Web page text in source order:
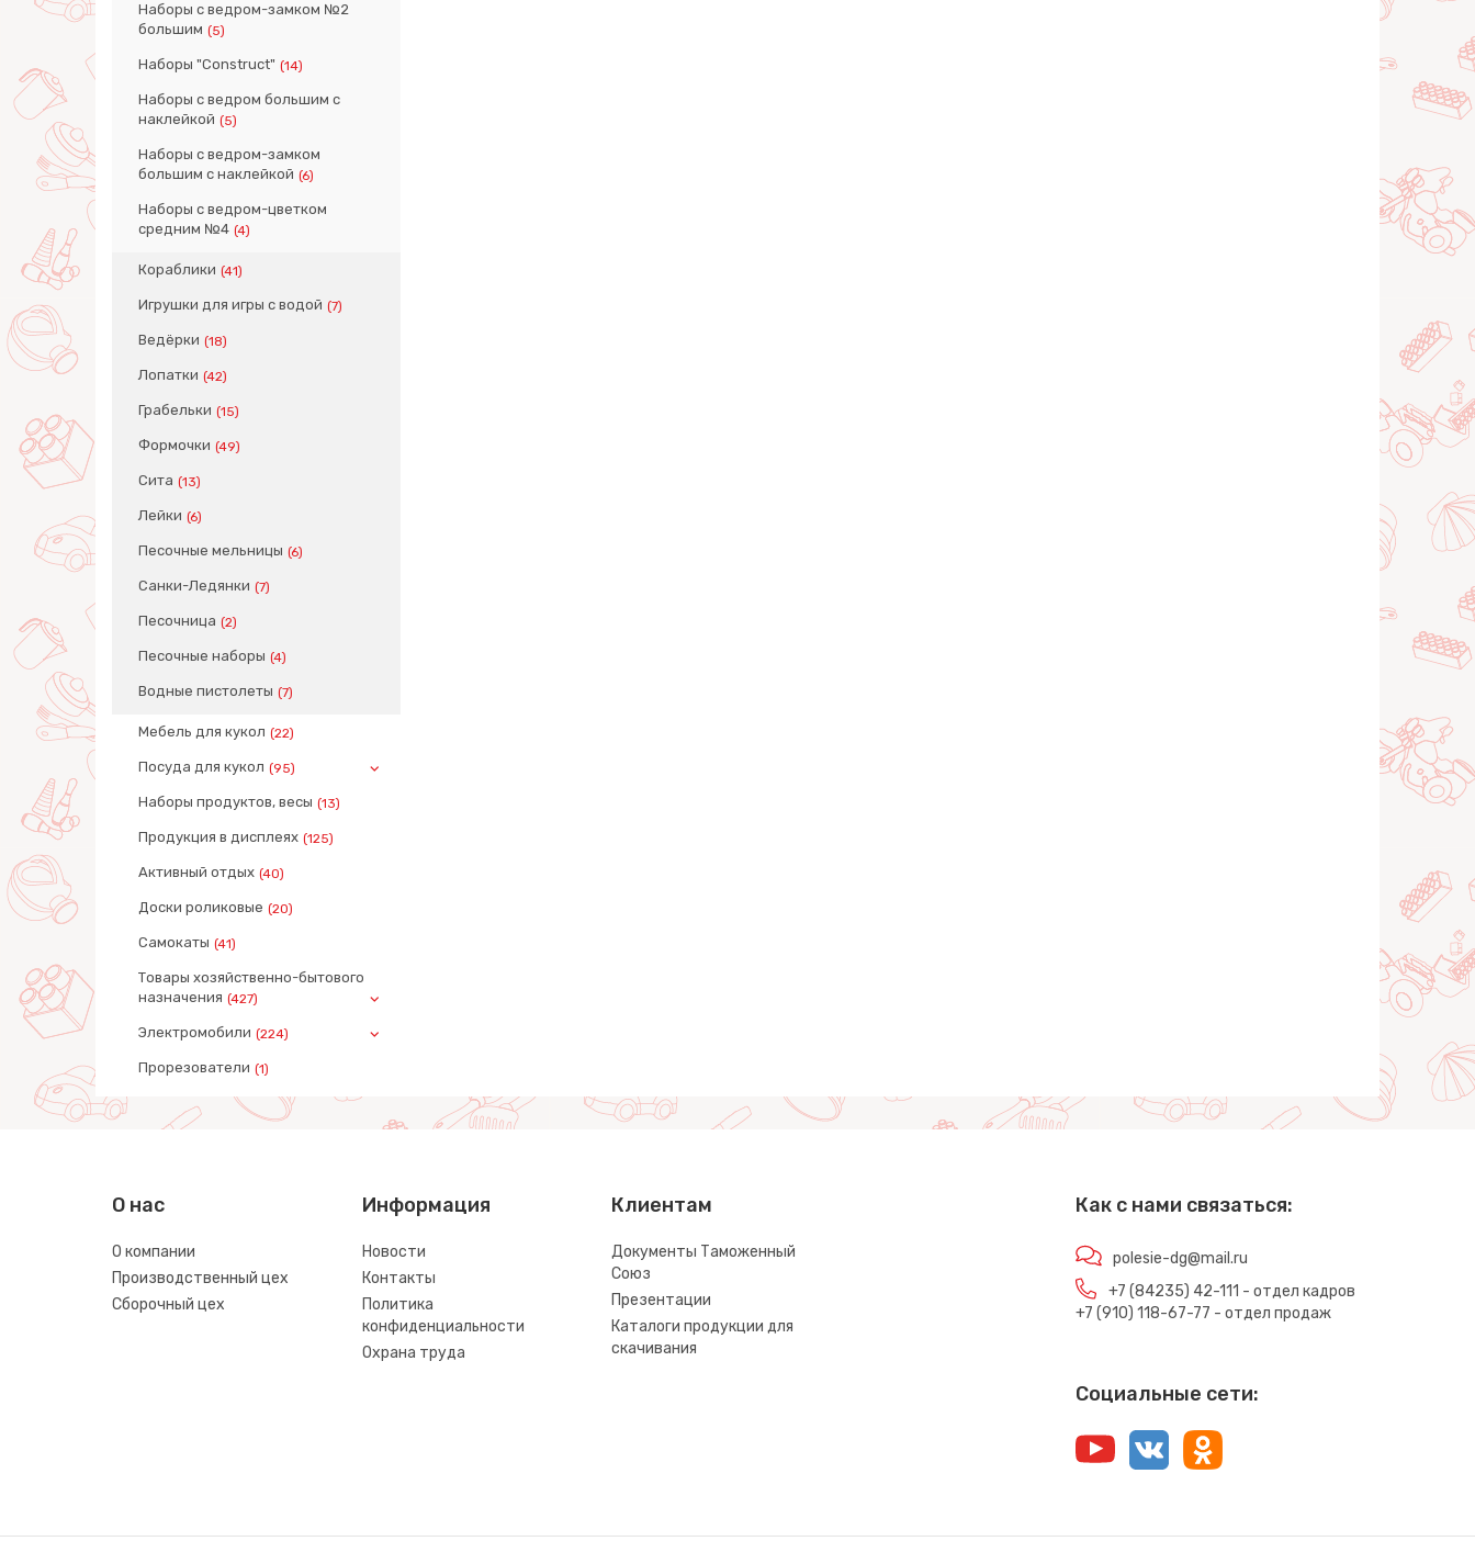
Наборы с ведром-замком №2
большим (5)
Наборы "Construct" (14)
Наборы с ведром большим с
наклейкой (5)
Наборы с ведром-замком
большим с наклейкой (6)
Наборы с ведром-цветком
средним №4 (4)
Кораблики (41)
Игрушки для игры с водой (7)
Ведёрки (18)
Лопатки (42)
Грабельки (15)
Формочки (49)
Сита (13)
Лейки (6)
Песочные мельницы (6)
Санки-Ледянки (7)
Песочница (2)
Песочные наборы (4)
Водные пистолеты (7)
Мебель для кукол (22)
Посуда для кукол (95)
Наборы продуктов, весы (13)
Продукция в дисплеях (125)
Активный отдых (40)
Доски роликовые (20)
Самокаты (41)
Товары хозяйственно-бытового
назначения (427)
Электромобили (224)
Прорезователи (1)
О нас
О компании
Производственный цех
Сборочный цех
Информация
Новости
Контакты
Политика
конфиденциальности
Охрана труда
Клиентам
Документы Таможенный
Союз
Презентации
Каталоги продукции для
скачивания
Как с нами связаться:
polesie-dg@mail.ru
+7 (84235) 42-111 - отдел кадров
+7 (910) 118-67-77 - отдел продаж
Социальные сети: